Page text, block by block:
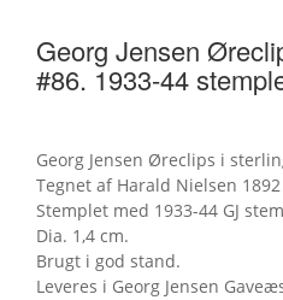
Georg Jensen
#86. 1933-44
Georg Jensen Øreclips i
Tegnet af Harald Nielsen 1892
Stemplet med 1933-44 GJ
Dia. 1,4 cm.
Brugt i god stand.
Leveres i Georg Jensen